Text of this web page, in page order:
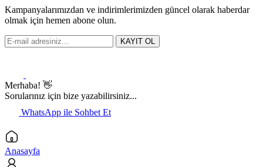
Kampanyalarımızdan ve indirimlerimizden güncel olarak haberdar
olmak için hemen abone olun.
KAYIT OL
Merhaba! 👋
Sorularınız için bize yazabilirsiniz...
WhatsApp ile Sohbet Et
Anasayfa